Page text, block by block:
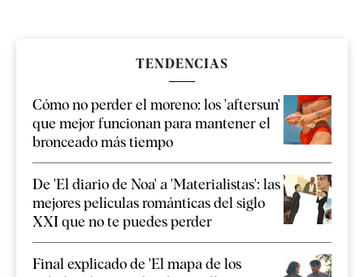
TENDENCIAS
Cómo no perder el moreno: los 'aftersun'
que mejor funcionan para mantener el
bronceado más tiempo
De 'El diario de Noa' a 'Materialistas': las
mejores películas románticas del siglo
XXI que no te puedes perder
Final explicado de 'El mapa de los